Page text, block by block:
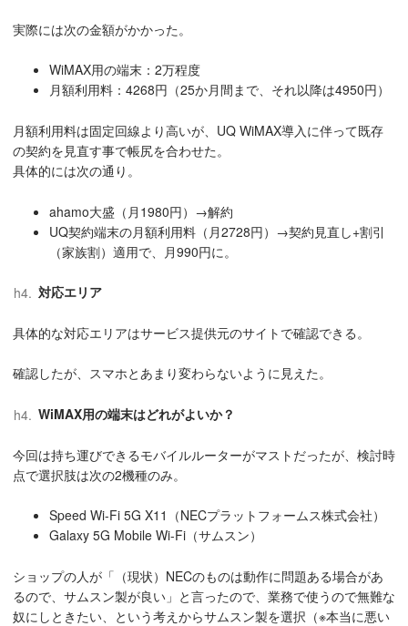
実際には次の金額がかかった。
WiMAX用の端末：2万程度
月額利用料：4268円（25か月間まで、それ以降は4950円）
月額利用料は固定回線より高いが、UQ WiMAX導入に伴って既存
の契約を見直す事で帳尻を合わせた。
具体的には次の通り。
ahamo大盛（月1980円）→解約
UQ契約端末の月額利用料（月2728円）→契約見直し+割引
（家族割）適用で、月990円に。
対応エリア
具体的な対応エリアはサービス提供元のサイトで確認できる。
確認したが、スマホとあまり変わらないように見えた。
WiMAX用の端末はどれがよいか？
今回は持ち運びできるモバイルルーターがマストだったが、検討時
点で選択肢は次の2機種のみ。
Speed Wi-Fi 5G X11（NECプラットフォームス株式会社）
Galaxy 5G Mobile Wi-Fi（サムスン）
ショップの人が「（現状）NECのものは動作に問題ある場合があ
るので、サムスン製が良い」と言ったので、業務で使うので無難な
奴にしときたい、という考えからサムスン製を選択（※本当に悪い